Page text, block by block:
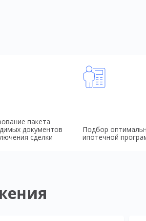
пакета
документов
сделки
Подбор
ипотечной